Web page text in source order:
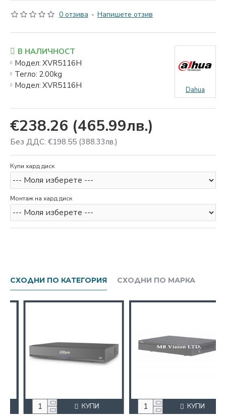
0 отзива - Напишете отзив
€238.26 (465.99лв.)
Без ДДС: €198.55 (388.33лв.)
В НАЛИЧНОСТ
Модел: XVR5116H
Тегло: 2.00kg
Модел: XVR5116H Dahua
Купи хард диск
Монтаж на хард диск
СХОДНИ ПО КАТЕГОРИЯ СХОДНИ ПО МАРКА
КУПИ
КУПИ